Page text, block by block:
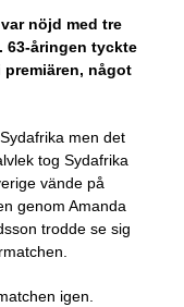
nöjd med tre
63-åringen tyckte
något
men det
tog Sydafrika
vände på
genom Amanda
trodde se sig
igen.